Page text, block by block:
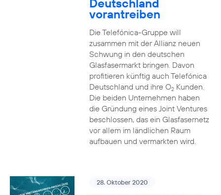
Deutschland
vorantreiben
Die Telefónica-Gruppe will
zusammen mit der Allianz neuen
Schwung in den deutschen
Glasfasermarkt bringen. Davon
profitieren künftig auch Telefónica
Deutschland und ihre O2Kunden.
Die beiden Unternehmen haben
die Gründung eines Joint Ventures
beschlossen, das ein Glasfasernetz
vor allem im ländlichen Raum
aufbauen und vermarkten wird.
28. Oktober 2020